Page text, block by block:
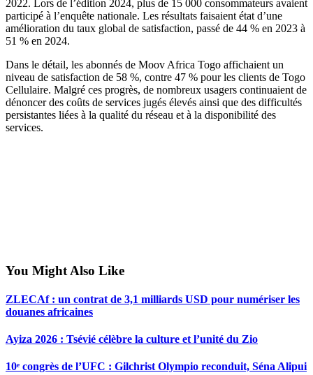
2022. Lors de l’édition 2024, plus de 15 000 consommateurs avaient
participé à l’enquête nationale. Les résultats faisaient état d’une
amélioration du taux global de satisfaction, passé de 44 % en 2023 à
51 % en 2024.
Dans le détail, les abonnés de Moov Africa Togo affichaient un
niveau de satisfaction de 58 %, contre 47 % pour les clients de Togo
Cellulaire. Malgré ces progrès, de nombreux usagers continuaient de
dénoncer des coûts de services jugés élevés ainsi que des difficultés
persistantes liées à la qualité du réseau et à la disponibilité des
services.
You Might Also Like
ZLECAf : un contrat de 3,1 milliards USD pour numériser les
douanes africaines
Ayiza 2026 : Tsévié célèbre la culture et l’unité du Zio
10ᵉ congrès de l’UFC : Gilchrist Olympio reconduit, Séna Alipui